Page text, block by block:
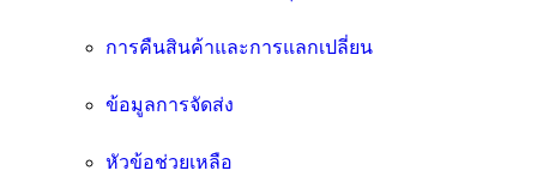
การคืนสินค้าและการแลกเปลี่ยน
ข้อมูลการจัดส่ง
หัวข้อช่วยเหลือ